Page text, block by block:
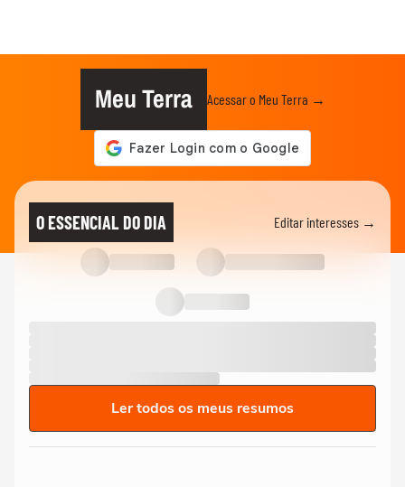
Meu Terra Acessar o Meu Terra →
O ESSENCIAL DO DIA Editar interesses →
Ler todos os meus resumos